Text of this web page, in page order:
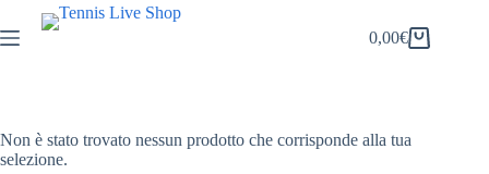
al
contenuto
Carrello
0,00€
Non è stato trovato nessun prodotto che corrisponde alla tua
selezione.